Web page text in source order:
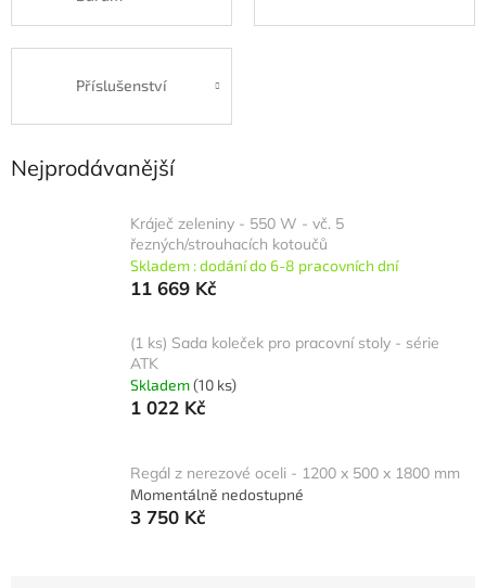
Příslušenství
Nejprodávanější
Kráječ zeleniny - 550 W - vč. 5
řezných/strouhacích kotoučů
Skladem : dodání do 6-8 pracovních dní
11 669 Kč
(1 ks) Sada koleček pro pracovní stoly - série
ATK
Skladem(10 ks)
1 022 Kč
Regál z nerezové oceli - 1200 x 500 x 1800 mm
Momentálně nedostupné
3 750 Kč